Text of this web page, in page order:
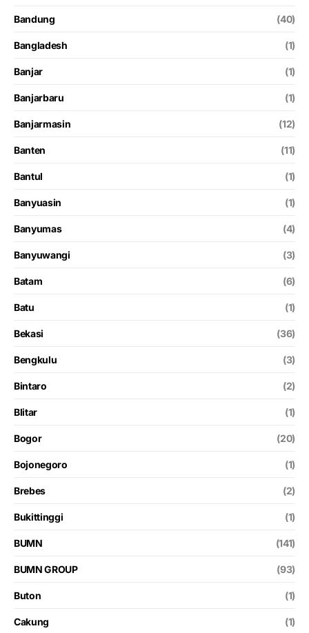
Bandung (40)
Bangladesh (1)
Banjar (1)
Banjarbaru (1)
Banjarmasin (12)
Banten (11)
Bantul (1)
Banyuasin (1)
Banyumas (4)
Banyuwangi (3)
Batam (6)
Batu (1)
Bekasi (36)
Bengkulu (3)
Bintaro (2)
Blitar (1)
Bogor (20)
Bojonegoro (1)
Brebes (2)
Bukittinggi (1)
BUMN (141)
BUMN GROUP (93)
Buton (1)
Cakung (1)